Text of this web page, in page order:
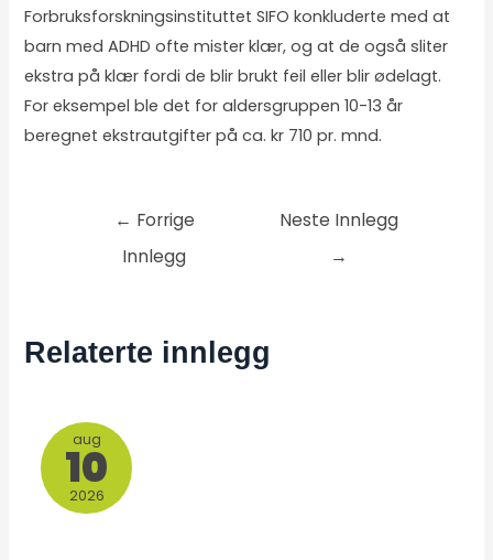
Forbruksforskningsinstituttet SIFO konkluderte med at
barn med ADHD ofte mister klær, og at de også sliter
ekstra på klær fordi de blir brukt feil eller blir ødelagt.
For eksempel ble det for aldersgruppen 10-13 år
beregnet ekstrautgifter på ca. kr 710 pr. mnd.
← Forrige
Innlegg
Neste Innlegg
→
Relaterte innlegg
aug
10
2026